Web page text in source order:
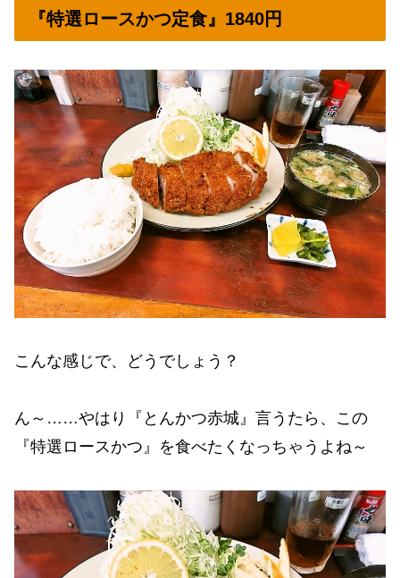
『特選ロースかつ定食』1840円
こんな感じで、どうでしょう？
ん～……やはり『とんかつ赤城』言うたら、この
『特選ロースかつ』を食べたくなっちゃうよね～